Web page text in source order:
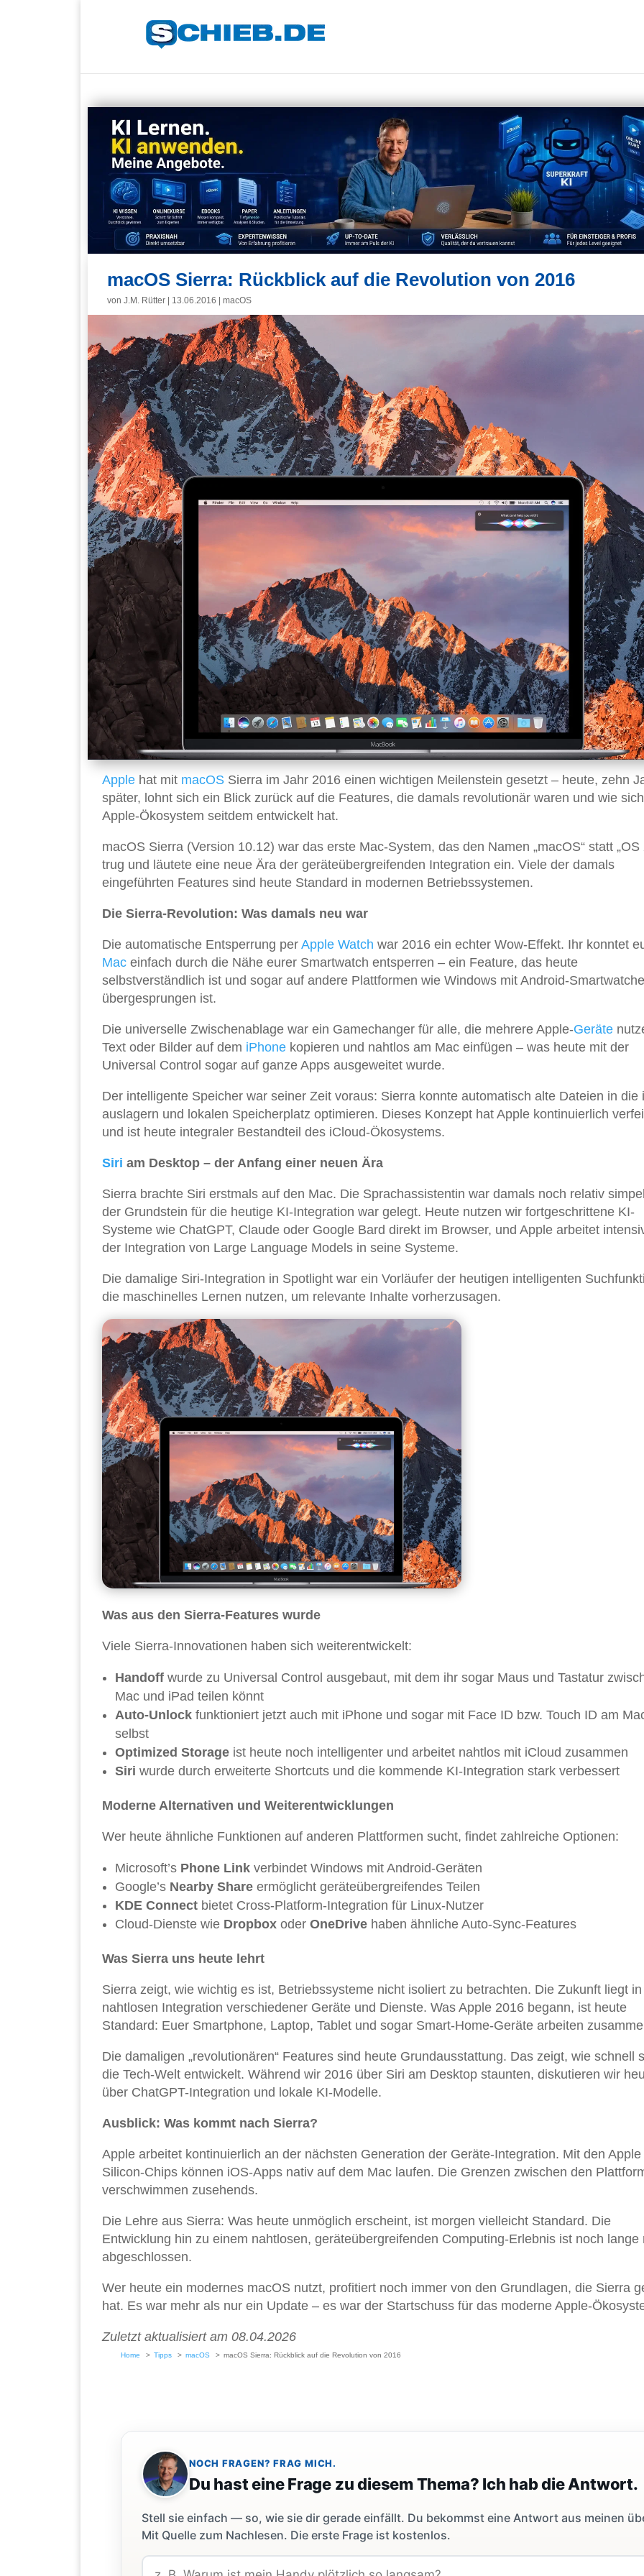
macOS Sierra: Rückblick auf die Revolution von 2016
von J.M. Rütter 13.06.2016 macOS
Apple hat mit macOS Sierra im Jahr 2016 einen wichtigen Meilenstein gesetzt – heute, zehn
später, lohnt sich ein Blick zurück auf die Features, die damals revolutionär waren und wie
Apple-Ökosystem seitdem entwickelt hat.
macOS Sierra (Version 10.12) war das erste Mac-System, das den Namen „macOS“ statt „OS
trug und läutete eine neue Ära der geräteübergreifenden Integration ein. Viele der damals
eingeführten Features sind heute Standard in modernen Betriebssystemen.
Die Sierra-Revolution: Was damals neu war
Die automatische Entsperrung per Apple Watch war 2016 ein echter Wow-Effekt. Ihr konntet
Mac einfach durch die Nähe eurer Smartwatch entsperren – ein Feature, das heute
selbstverständlich ist und sogar auf andere Plattformen wie Windows mit Android-
übergesprungen ist.
Die universelle Zwischenablage war ein Gamechanger für alle, die mehrere Apple-Geräte
Text oder Bilder auf dem iPhone kopieren und nahtlos am Mac einfügen – was heute mit der
Universal Control sogar auf ganze Apps ausgeweitet wurde.
Der intelligente Speicher war seiner Zeit voraus: Sierra konnte automatisch alte Dateien in die
auslagern und lokalen Speicherplatz optimieren. Dieses Konzept hat Apple kontinuierlich
und ist heute integraler Bestandteil des iCloud-Ökosystems.
Siri am Desktop – der Anfang einer neuen Ära
Sierra brachte Siri erstmals auf den Mac. Die Sprachassistentin war damals noch relativ
der Grundstein für die heutige KI-Integration war gelegt. Heute nutzen wir fortgeschrittene KI-
Systeme wie ChatGPT, Claude oder Google Bard direkt im Browser, und Apple arbeitet
der Integration von Large Language Models in seine Systeme.
Die damalige Siri-Integration in Spotlight war ein Vorläufer der heutigen intelligenten
die maschinelles Lernen nutzen, um relevante Inhalte vorherzusagen.
Was aus den Sierra-Features wurde
Viele Sierra-Innovationen haben sich weiterentwickelt:
Handoff wurde zu Universal Control ausgebaut, mit dem ihr sogar Maus und Tastatur
Mac und iPad teilen könnt
Auto-Unlock funktioniert jetzt auch mit iPhone und sogar mit Face ID bzw. Touch ID am
selbst
Optimized Storage ist heute noch intelligenter und arbeitet nahtlos mit iCloud zusammen
Siri wurde durch erweiterte Shortcuts und die kommende KI-Integration stark verbessert
Moderne Alternativen und Weiterentwicklungen
Wer heute ähnliche Funktionen auf anderen Plattformen sucht, findet zahlreiche Optionen:
Microsoft’s Phone Link verbindet Windows mit Android-Geräten
Google’s Nearby Share ermöglicht geräteübergreifendes Teilen
KDE Connect bietet Cross-Platform-Integration für Linux-Nutzer
Cloud-Dienste wie Dropbox oder OneDrive haben ähnliche Auto-Sync-Features
Was Sierra uns heute lehrt
Sierra zeigt, wie wichtig es ist, Betriebssysteme nicht isoliert zu betrachten. Die Zukunft liegt
nahtlosen Integration verschiedener Geräte und Dienste. Was Apple 2016 begann, ist heute
Standard: Euer Smartphone, Laptop, Tablet und sogar Smart-Home-Geräte arbeiten
Die damaligen „revolutionären“ Features sind heute Grundausstattung. Das zeigt, wie schnell
die Tech-Welt entwickelt. Während wir 2016 über Siri am Desktop staunten, diskutieren wir
über ChatGPT-Integration und lokale KI-Modelle.
Ausblick: Was kommt nach Sierra?
Apple arbeitet kontinuierlich an der nächsten Generation der Geräte-Integration. Mit den Apple
Silicon-Chips können iOS-Apps nativ auf dem Mac laufen. Die Grenzen zwischen den
verschwimmen zusehends.
Die Lehre aus Sierra: Was heute unmöglich erscheint, ist morgen vielleicht Standard. Die
Entwicklung hin zu einem nahtlosen, geräteübergreifenden Computing-Erlebnis ist noch lange
abgeschlossen.
Wer heute ein modernes macOS nutzt, profitiert noch immer von den Grundlagen, die Sierra
hat. Es war mehr als nur ein Update – es war der Startschuss für das moderne Apple-
Zuletzt aktualisiert am 08.04.2026
Home Tipps macOS macOS Sierra: Rückblick auf die Revolution von 2016
NOCH FRAGEN? FRAG MICH.
Du hast eine Frage zu diesem Thema? Ich hab die Antwort.
Stell sie einfach — so, wie sie dir gerade einfällt. Du bekommst eine Antwort aus meinen
Mit Quelle zum Nachlesen. Die erste Frage ist kostenlos.